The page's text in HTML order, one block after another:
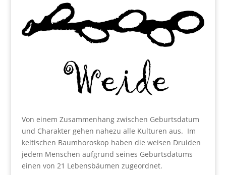
Von einem Zusammenhang zwischen Geburtsdatum
und Charakter gehen nahezu alle Kulturen aus. Im
keltischen Baumhoroskop haben die weisen Druiden
jedem Menschen aufgrund seines Geburtsdatums
einen von 21 Lebensbäumen zugeordnet.